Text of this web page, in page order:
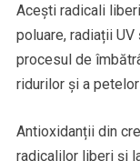
Acești radicali
poluare, radiații
procesul de
ridurilor și a
Antioxidanții din
radicalilor liberi și